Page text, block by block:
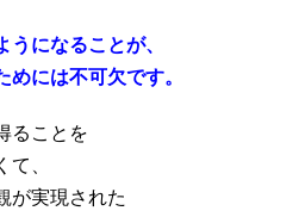
うになることが、
めには不可欠です。
ることを
て、
が実現された